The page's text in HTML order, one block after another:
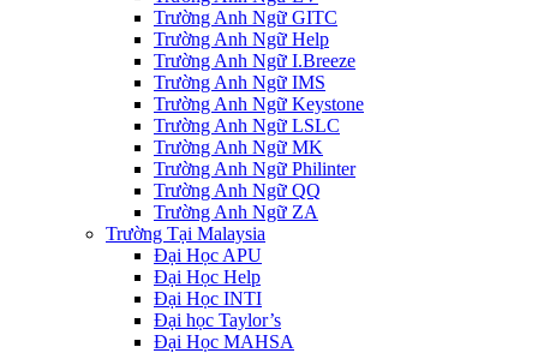
Trường Anh Ngữ GITC
Trường Anh Ngữ Help
Trường Anh Ngữ I.Breeze
Trường Anh Ngữ IMS
Trường Anh Ngữ Keystone
Trường Anh Ngữ LSLC
Trường Anh Ngữ MK
Trường Anh Ngữ Philinter
Trường Anh Ngữ QQ
Trường Anh Ngữ ZA
Trường Tại Malaysia
Đại Học APU
Đại Học Help
Đại Học INTI
Đại học Taylor’s
Đại Học MAHSA